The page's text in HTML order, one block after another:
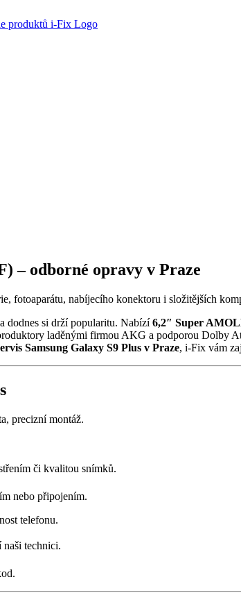
– odborné opravy v Praze
fotoaparátu, nabíjecího konektoru i složitějších
dodnes si drží popularitu. Nabízí6,2″ Super
laděnými firmou AKG a podporou Dolby
Samsung Galaxy S9 Plus v Praze, i-Fix vám
precizní montáž.
či kvalitou snímků.
nebo připojením.
telefonu.
naši technici.